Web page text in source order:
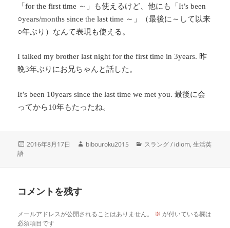
「for the first time ～」も使えるけど、他にも「It’s been
○years/months since the last time ～」（最後に～して以来
○年ぶり）なんて表現も使える。
I talked my brother last night for the first time in 3years. 昨
晩3年ぶりにお兄ちゃんと話した。
It’s been 10years since the last time we met you.最後に会
ってから10年もたったね。
投
2016年8月17日
作
bibouroku2015
カ
スラング / idiom,生活英
語
コメントを残す
メールアドレスが公開されることはありません。 ※ が付いている欄は
必須項目です